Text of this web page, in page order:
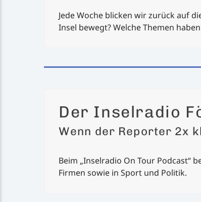
Jede Woche blicken wir zurück auf
Insel bewegt? Welche Themen
Der Inselradio
Wenn der Reporter 2x
Beim „Inselradio On Tour Podcast“
Firmen sowie in Sport und Politik.